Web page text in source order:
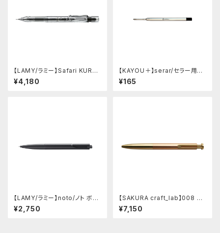
【LAMY/ラミー】Safari KURU
TOGA inside シャープペンシ
ル (ビスタ)
¥4,180
【KAYOU＋】serar/セラー用リ
フィル
¥165
【LAMY/ラミー】noto/ノト ボー
ルペン・限定色 (オールブラック)
¥2,750
【SAKURA craft_lab】008 ゲ
ルインキボールペン (アシッドピ
ンク)
¥7,150